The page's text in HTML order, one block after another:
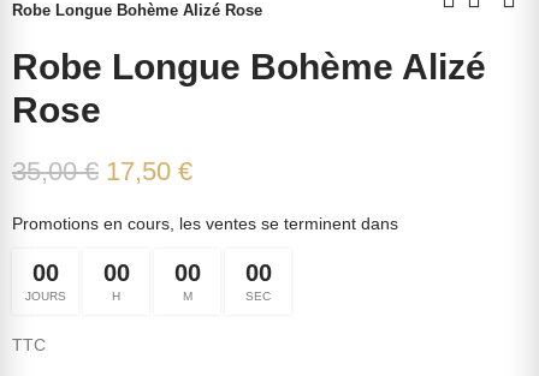
Robe Longue Bohème Alizé Rose
Robe Longue Bohème Alizé
Rose
35,00 € 17,50 €
Promotions en cours, les ventes se terminent dans
00
JOURS
00
H
00
M
00
SEC
TTC